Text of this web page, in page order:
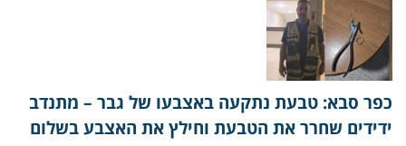
כפר סבא: טבעת נתקעה באצבעו של גבר – מתנדב
ידידים שחרר את הטבעת וחילץ את האצבע בשלום